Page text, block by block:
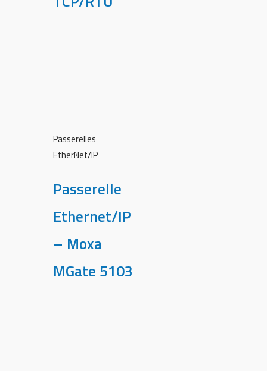
Passerelles
EtherNet/IP
Passerelle
Ethernet/IP
– Moxa
MGate 5103